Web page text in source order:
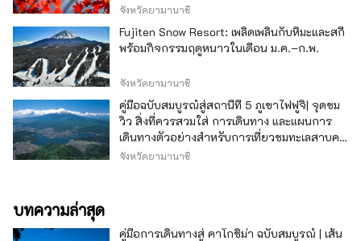
จังหวัดยามานาชิ
Fujiten Snow Resort: เพลิดเพลินกับหิมะและสกี
พร้อมกิจกรรมฤดูหนาวในเดือน ม.ค.–ก.พ.
จังหวัดยามานาชิ
คู่มือฉบับสมบูรณ์สู่สถานีที่ 5 ภูเขาไฟฟูจิ| จุดชม
วิว สิ่งที่ควรสวมใส่ การเดินทาง และแผนการ
เดินทางตัวอย่างสำหรับการเที่ยวชมทะเลสาบคา
วากุจิ
จังหวัดยามานาชิ
บทความล่าสุด
คู่มือการเดินทางสู่ คาโกชิม่า ฉบับสมบูรณ์ | เส้น